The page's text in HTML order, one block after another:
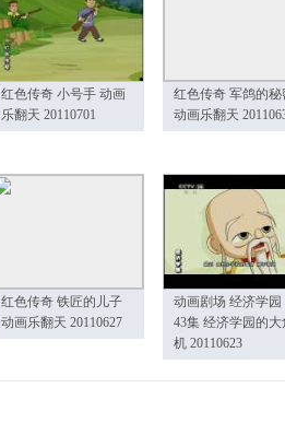
红色传奇 小号手 动画
乐翻天 20110701
红色传奇 军鸽的秘
动画乐翻天
红色传奇 铁匠的儿子
动画乐翻天 20110627
动画剧场 经济学园
43集 经济学园的大
机 20110623